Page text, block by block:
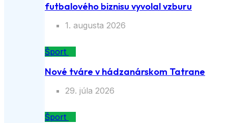
futbalového biznisu vyvolal vzburu
1. augusta 2026
Šport
Nové tváre v hádzanárskom Tatrane
29. júla 2026
Šport